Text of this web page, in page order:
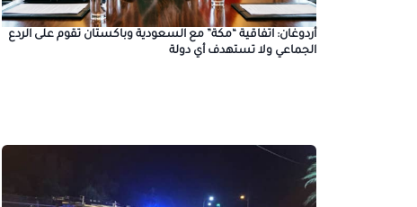
أردوغان: اتفاقية “مكة” مع السعودية وباكستان تقوم على الردع
الجماعي ولا تستهدف أي دولة